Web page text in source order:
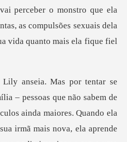
perceber o monstro que ela
de
ainda maiores. Quando ela
irmã mais nova, ela a